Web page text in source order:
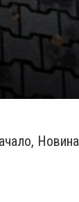
, Новина